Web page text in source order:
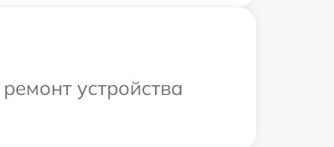
устройства